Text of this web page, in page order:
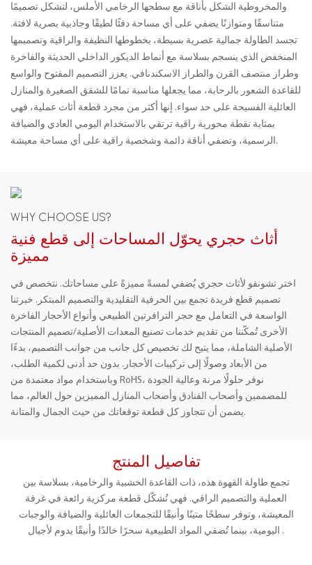
والمخروطية الشكل بأناقة مع سطحها الرخامي الأملس، لتشكل تصميمًا
متناسقًا ومتوازنًا يضفي على أي مساحة دفئًا لطيفًا وجاذبية بصرية لافتة.
تجسد الطاولة جمالية عصرية بسيطة، بخطوطها النظيفة والراقية وتصميمها
المنخفض الذي ينسجم بسلاسة مع أنماط الديكور الداخلي الحديثة والفاخرة
وطراز منتصف القرن والطراز الاسكندنافي. يعزز التصميم المفتوح والواسع
للقاعدة الشعور بالرحابة، مما يجعلها مناسبة تمامًا للشقق الصغيرة والمنازل
العائلية الفسيحة على حد سواء. إنها أكثر من مجرد قطعة أثاث عملية، فهي
بمثابة نقطة محورية راقية ترتقي بالاستخدام اليومي العادي والضيافة
الرسمية، وتضفي أناقة دائمة وشخصية راقية على أي مساحة معيشة.
WHY CHOOSE US?
أثاث حجري يحوّل المساحات إلى قطع فنية
مميزة
اختر تشونفو لأثاث حجري يُضفي لمسةً مميزةً على مساحاتك. نتخصص في
تصميم قطع فريدة تجمع بين الحرفية التقليدية والتصميم المبتكر. خبرتنا
الواسعة في التعامل مع حجر الترافرتين الطبيعي وأنواع الأحجار الفاخرة
الأخرى تُمكّننا من تقديم خدمات تصنيع المعدات الأصلية/تصميم المنتجات
الأصلية الشاملة، مما يتيح لك تخصيص كل جانب من جوانب التصميم، بدءًا
من الأبعاد وصولًا إلى تركيبات الأحجار. بدون حد أدنى لكمية الطلب،
وباستخدام مواد معتمدة من RoHS، نوفر حلولًا مرنة وعالية الجودة
للمصممين وأصحاب الفنادق وأصحاب المنازل المميزين حول العالم، مما
يضمن أن تتجاوز كل قطعة توقعاتك من حيث الجمال والمتانة.
تفاصيل المنتج
تجمع طاولة القهوة هذه، ذات القاعدة الخشبية والرخامية، بسلاسة بين
العملية والتصميم الراقي. فهي تُشكّل قطعة مركزية رائعة في غرفة
المعيشة، وتوفر سطحًا متينًا وأنيقًا للتجمعات العائلية والضيافة والوجبات
.